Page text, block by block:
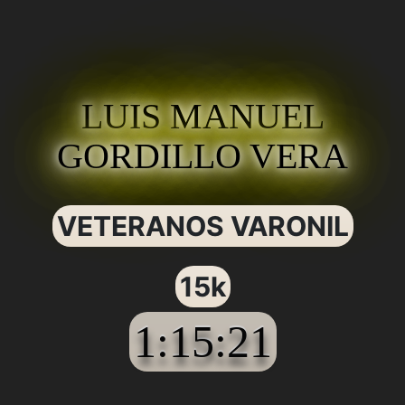
LUIS MANUEL
GORDILLO VERA
VETERANOS VARONIL
15k
1:15:21